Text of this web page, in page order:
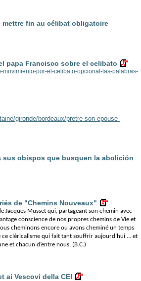
mettre fin au célibat obligatoire
papa Francisco sobre el celibato
movimiento-por-el-celibato-opcional-las-palabras-
gironde/bordeaux/pretre-son-epouse-
sus obispos que busquen la abolición
de "Chemins Nouveaux"
Musset qui, partageant son chemin avec
conscience de nos propres chemins de Vie et
cheminons encore ou avons cheminé un temps
cléricalisme qui fait tant souffrir aujourd’hui ... et
et chacun d’entre nous. (B.C.)
ai Vescovi della CEI